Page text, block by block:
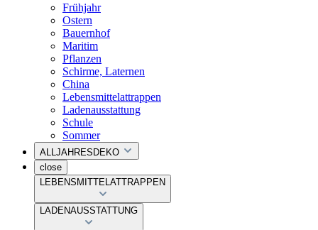
Frühjahr
Ostern
Bauernhof
Maritim
Pflanzen
Schirme, Laternen
China
Lebensmittelattrappen
Ladenausstattung
Schule
Sommer
ALLJAHRESDEKO
close
LEBENSMITTELATTRAPPEN
LADENAUSSTATTUNG